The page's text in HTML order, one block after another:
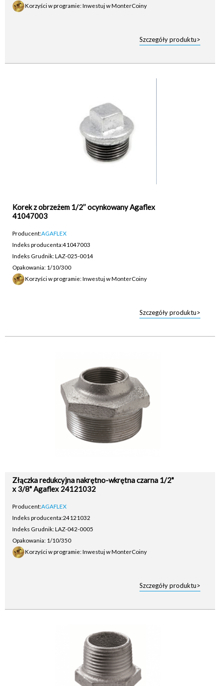
Korzyści w programie: Inwestuj w MonterCoiny
Szczegóły produktu>
Korek z obrzeżem 1/2’’ ocynkowany Agaflex
41047003
Producent:AGAFLEX
Indeks producenta:41047003
Indeks Grudnik: LAZ-025-0014
Opakowania: 1/10/300
Korzyści w programie: Inwestuj w MonterCoiny
Szczegóły produktu>
Złączka redukcyjna nakrętno-wkrętna czarna 1/2"
x 3/8" Agaflex 24121032
Producent:AGAFLEX
Indeks producenta:24121032
Indeks Grudnik: LAZ-042-0005
Opakowania: 1/10/350
Korzyści w programie: Inwestuj w MonterCoiny
Szczegóły produktu>